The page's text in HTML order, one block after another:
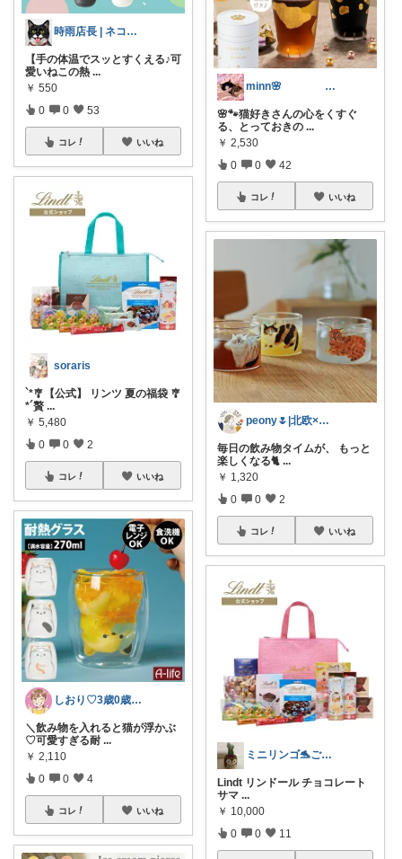
時雨店長 | ネコのいる暮らし
【手の体温でスッとすくえる♪可
愛いねこの熱 ...
￥ 550
0 0 53
コレ いいね
soraris
`*🎐【公式】 リンツ 夏の福袋 🎐
*´贅 ...
￥ 5,480
0 0 2
コレ いいね
しおり♡3歳0歳子育て中
＼飲み物を入れると猫が浮かぶ
♡可愛すぎる耐 ...
￥ 2,110
0 0 4
コレ いいね
minn🌸 358
🌸🐾猫好きさんの心をくすぐ
る、とっておきの ...
￥ 2,530
0 0 42
コレ いいね
peony🌷|北欧×便利アイテム
毎日の飲み物タイムが、 もっと
楽しくなる🐈 ...
￥ 1,320
0 0 2
コレ いいね
ミニリンゴ🐬ご縁に感謝🌻ありがとう
Lindt リンドール チョコレート
サマ ...
￥ 10,000
0 0 11